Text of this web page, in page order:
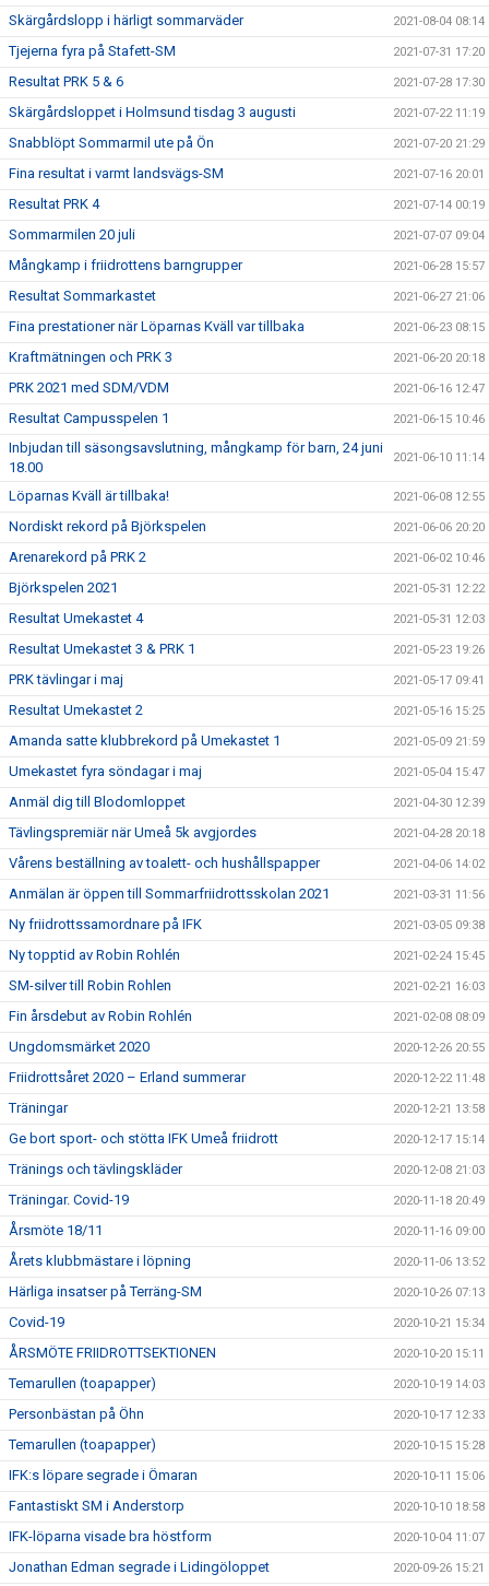
Skärgårdslopp i härligt sommarväder 2021-08-04 08:14
Tjejerna fyra på Stafett-SM 2021-07-31 17:20
Resultat PRK 5 & 6 2021-07-28 17:30
Skärgårdsloppet i Holmsund tisdag 3 augusti 2021-07-22 11:19
Snabblöpt Sommarmil ute på Ön 2021-07-20 21:29
Fina resultat i varmt landsvägs-SM 2021-07-16 20:01
Resultat PRK 4 2021-07-14 00:19
Sommarmilen 20 juli 2021-07-07 09:04
Mångkamp i friidrottens barngrupper 2021-06-28 15:57
Resultat Sommarkastet 2021-06-27 21:06
Fina prestationer när Löparnas Kväll var tillbaka 2021-06-23 08:15
Kraftmätningen och PRK 3 2021-06-20 20:18
PRK 2021 med SDM/VDM 2021-06-16 12:47
Resultat Campusspelen 1 2021-06-15 10:46
Inbjudan till säsongsavslutning, mångkamp för barn, 24 juni
18.00
2021-06-10 11:14
Löparnas Kväll är tillbaka! 2021-06-08 12:55
Nordiskt rekord på Björkspelen 2021-06-06 20:20
Arenarekord på PRK 2 2021-06-02 10:46
Björkspelen 2021 2021-05-31 12:22
Resultat Umekastet 4 2021-05-31 12:03
Resultat Umekastet 3 & PRK 1 2021-05-23 19:26
PRK tävlingar i maj 2021-05-17 09:41
Resultat Umekastet 2 2021-05-16 15:25
Amanda satte klubbrekord på Umekastet 1 2021-05-09 21:59
Umekastet fyra söndagar i maj 2021-05-04 15:47
Anmäl dig till Blodomloppet 2021-04-30 12:39
Tävlingspremiär när Umeå 5k avgjordes 2021-04-28 20:18
Vårens beställning av toalett- och hushållspapper 2021-04-06 14:02
Anmälan är öppen till Sommarfriidrottsskolan 2021 2021-03-31 11:56
Ny friidrottssamordnare på IFK 2021-03-05 09:38
Ny topptid av Robin Rohlén 2021-02-24 15:45
SM-silver till Robin Rohlen 2021-02-21 16:03
Fin årsdebut av Robin Rohlén 2021-02-08 08:09
Ungdomsmärket 2020 2020-12-26 20:55
Friidrottsåret 2020 – Erland summerar 2020-12-22 11:48
Träningar 2020-12-21 13:58
Ge bort sport- och stötta IFK Umeå friidrott 2020-12-17 15:14
Tränings och tävlingskläder 2020-12-08 21:03
Träningar. Covid-19 2020-11-18 20:49
Årsmöte 18/11 2020-11-16 09:00
Årets klubbmästare i löpning 2020-11-06 13:52
Härliga insatser på Terräng-SM 2020-10-26 07:13
Covid-19 2020-10-21 15:34
ÅRSMÖTE FRIIDROTTSEKTIONEN 2020-10-20 15:11
Temarullen (toapapper) 2020-10-19 14:03
Personbästan på Öhn 2020-10-17 12:33
Temarullen (toapapper) 2020-10-15 15:28
IFK:s löpare segrade i Ömaran 2020-10-11 15:06
Fantastiskt SM i Anderstorp 2020-10-10 18:58
IFK-löparna visade bra höstform 2020-10-04 11:07
Jonathan Edman segrade i Lidingöloppet 2020-09-26 15:21